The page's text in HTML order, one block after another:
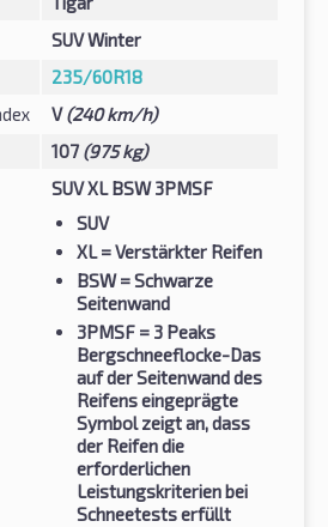
SUV Winter
235/60R18
V(240 km/h)
107 (975 kg)
SUV XL BSW 3PMSF
SUV
XL= Verstärkter Reifen
BSW= Schwarze
Seitenwand
3PMSF = 3 Peaks
Bergschneeflocke-Das
auf der Seitenwand des
Reifens eingeprägte
Symbol zeigt an, dass
der Reifen die
erforderlichen
Leistungskriterien bei
Schneetests erfüllt